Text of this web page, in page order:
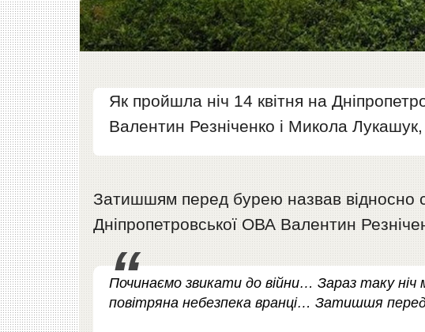
Як пройшла ніч 14 квітня на
Валентин Резніченко і Микола
Затишшям перед бурею назвав відносно
Дніпропетровської ОВА Валентин
Починаємо звикати до війни… Зараз таку
повітряна небезпека вранці… Затишшя